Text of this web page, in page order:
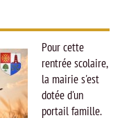
Pour cette
rentrée scolaire,
la mairie s'est
dotée d'un
portail famille.